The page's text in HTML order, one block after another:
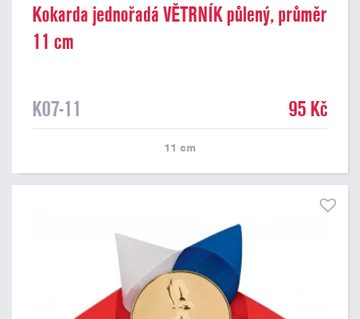
Kokarda jednořadá VĚTRNÍK půlený, průměr
11 cm
K07-11 95 Kč
11 cm